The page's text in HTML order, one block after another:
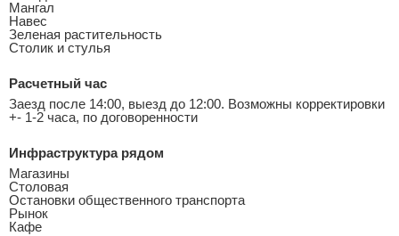
Мангал
Навес
Зеленая растительность
Столик и стулья
Расчетный час
Заезд после 14:00, выезд до 12:00. Возможны корректировки
+- 1-2 часа, по договоренности
Инфраструктура рядом
Магазины
Столовая
Остановки общественного транспорта
Рынок
Кафе